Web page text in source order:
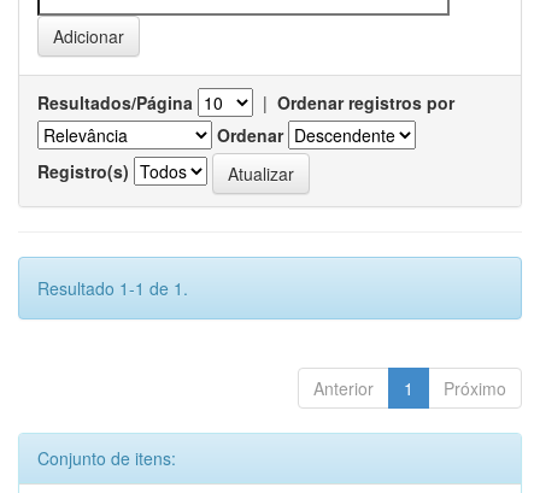
Resultados/Página | Ordenar registros por
Ordenar
Registro(s)
Resultado 1-1 de 1.
Anterior 1 Próximo
Conjunto de itens: